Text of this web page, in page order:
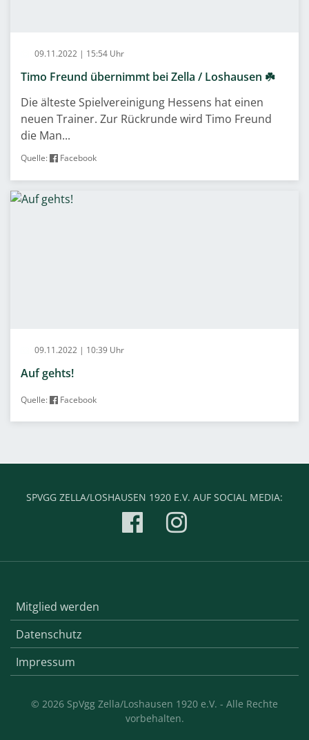
09.11.2022 | 15:54 Uhr
Timo Freund übernimmt bei Zella / Loshausen ☘️
Die älteste Spielvereinigung Hessens hat einen
neuen Trainer. Zur Rückrunde wird Timo Freund
die Man...
Quelle: Facebook
09.11.2022 | 10:39 Uhr
Auf gehts!
Quelle: Facebook
SPVGG ZELLA/LOSHAUSEN 1920 E.V. AUF SOCIAL MEDIA:
Mitglied werden
Datenschutz
Impressum
© 2026 SpVgg Zella/Loshausen 1920 e.V. - Alle Rechte
vorbehalten.